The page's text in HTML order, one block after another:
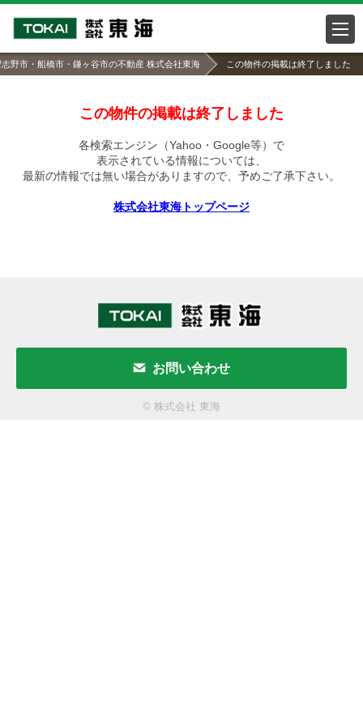
志野市・船橋市・鎌ヶ谷市の不動産 株式会社東海 この物件の掲載は終了しました
この物件の掲載は終了しました
各検索エンジン（Yahoo・Google等）で
表示されている情報については、
最新の情報では無い場合がありますので、 予めご了承下さい。
株式会社東海トップページ
お問い合わせ
© 株式会社 東海